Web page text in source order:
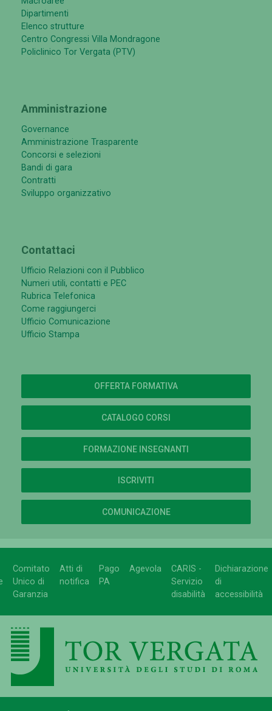
Dipartimenti
Elenco strutture
Centro Congressi Villa Mondragone
Policlinico Tor Vergata (PTV)
Amministrazione
Governance
Amministrazione Trasparente
Concorsi e selezioni
Bandi di gara
Contratti
Sviluppo organizzativo
Contattaci
Ufficio Relazioni con il Pubblico
Numeri utili, contatti e PEC
Rubrica Telefonica
Come raggiungerci
Ufficio Comunicazione
Ufficio Stampa
OFFERTA FORMATIVA
CATALOGO CORSI
FORMAZIONE INSEGNANTI
ISCRIVITI
COMUNICAZIONE
Comitato
Unico di
Garanzia
Atti di
notifica
Pago
PA
Agevola
CARIS -
Servizio
disabilità
Dichiarazione
di
accessibilità